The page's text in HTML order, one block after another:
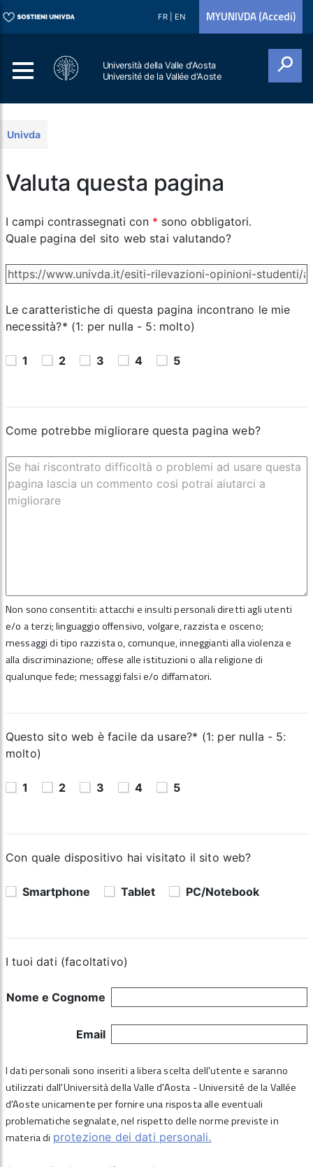
FR EN MYUNIVDA (Accedi)
Università della Valle d'Aosta
Université de la Vallée d'Aoste
Univda
Valuta questa pagina
I campi contrassegnati con * sono obbligatori.
Quale pagina del sito web stai valutando?
Le caratteristiche di questa pagina incontrano le mie
necessità?* (1: per nulla - 5: molto)
1 2 3 4 5
Come potrebbe migliorare questa pagina web?
Non sono consentiti: attacchi e insulti personali diretti agli utenti
e/o a terzi; linguaggio offensivo, volgare, razzista e osceno;
messaggi di tipo razzista o, comunque, inneggianti alla violenza e
alla discriminazione; offese alle istituzioni o alla religione di
qualunque fede; messaggi falsi e/o diffamatori.
Questo sito web è facile da usare?* (1: per nulla - 5:
molto)
1 2 3 4 5
Con quale dispositivo hai visitato il sito web?
Smartphone Tablet PC/Notebook
I tuoi dati (facoltativo)
Nome e Cognome
Email
I dati personali sono inseriti a libera scelta dell'utente e saranno
utilizzati dall'Università della Valle d'Aosta - Université de la Vallée
d'Aoste unicamente per fornire una risposta alle eventuali
problematiche segnalate, nel rispetto delle norme previste in
materia di protezione dei dati personali.